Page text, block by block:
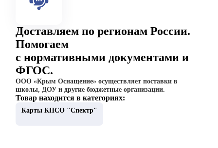
Доставляем по регионам России.
Помогаем
с нормативными документами и
ФГОС.
ООО «Крым Оснащение» осуществляет поставки в
школы, ДОУ и другие бюджетные организации.
Товар находится в категориях:
Карты КПСО "Спектр"